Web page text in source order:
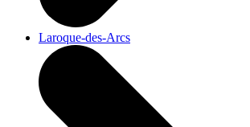
Laroque-des-Arcs